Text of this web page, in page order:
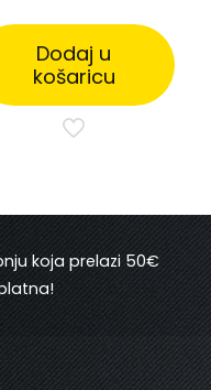
bila
je:
125,95 €.
je:
Dodaj u
košaricu
koja prelazi 50€